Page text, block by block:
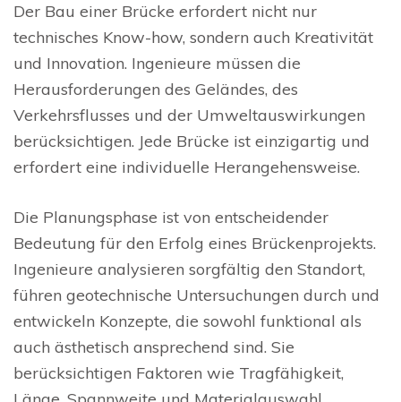
Der Bau einer Brücke erfordert nicht nur
technisches Know-how, sondern auch Kreativität
und Innovation. Ingenieure müssen die
Herausforderungen des Geländes, des
Verkehrsflusses und der Umweltauswirkungen
berücksichtigen. Jede Brücke ist einzigartig und
erfordert eine individuelle Herangehensweise.
Die Planungsphase ist von entscheidender
Bedeutung für den Erfolg eines Brückenprojekts.
Ingenieure analysieren sorgfältig den Standort,
führen geotechnische Untersuchungen durch und
entwickeln Konzepte, die sowohl funktional als
auch ästhetisch ansprechend sind. Sie
berücksichtigen Faktoren wie Tragfähigkeit,